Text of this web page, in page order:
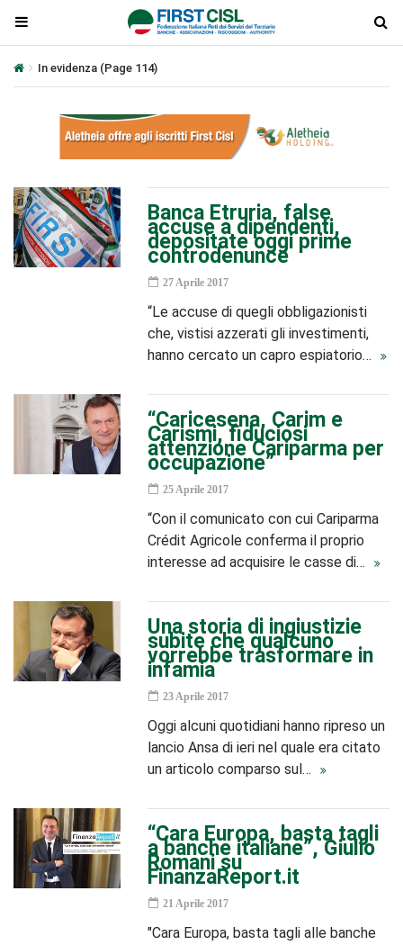
In evidenza (Page 114)
Banca Etruria, false
accuse a dipendenti,
depositate oggi prime
controdenunce
27 Aprile 2017
“Le accuse di quegli obbligazionisti
che, vistisi azzerati gli investimenti,
hanno cercato un capro espiatorio…
“Caricesena, Carim e
Carismi, fiduciosi
attenzione Cariparma per
occupazione”
25 Aprile 2017
“Con il comunicato con cui Cariparma
Crédit Agricole conferma il proprio
interesse ad acquisire le casse di…
Una storia di ingiustizie
subite che qualcuno
vorrebbe trasformare in
infamia
23 Aprile 2017
Oggi alcuni quotidiani hanno ripreso un
lancio Ansa di ieri nel quale era citato
un articolo comparso sul…
“Cara Europa, basta tagli
a banche italiane”, Giulio
Romani su
FinanzaReport.it
21 Aprile 2017
"Cara Europa, basta tagli alle banche